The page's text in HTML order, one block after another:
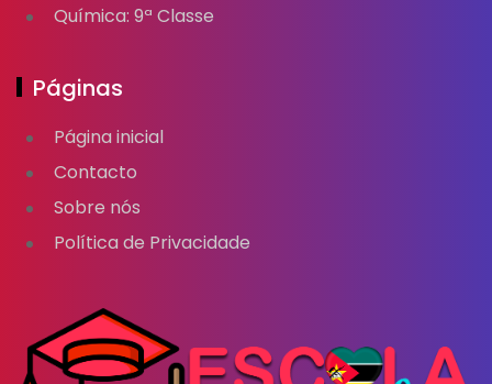
Química: 9ª Classe
Páginas
Página inicial
Contacto
Sobre nós
Política de Privacidade